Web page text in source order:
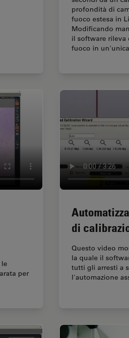
profondità di
fuoco estesa in
Modificando
il software rileva
fuoco in
per
di
Questo video
la quale il
tutti gli arresti a
l'automazione